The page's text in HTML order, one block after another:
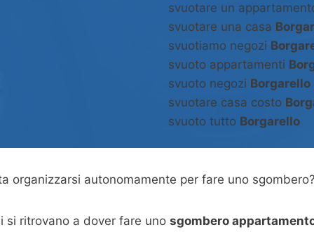
svuotare un
svuotare una casa
svuotiamo negozi
svuoto appartamenti
svuoto negozi Borgarello
svuotare casa costo
svuoto tutto Borgarello
organizzarsi autonomamente per fare uno
si ritrovano a dover fare uno sgombero